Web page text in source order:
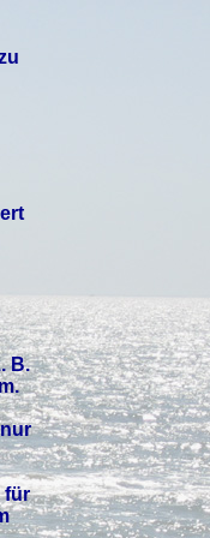
B.
.
für